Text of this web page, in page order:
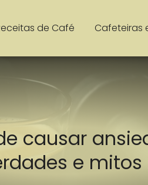
de Café Cafeteiras
causar
e mitos